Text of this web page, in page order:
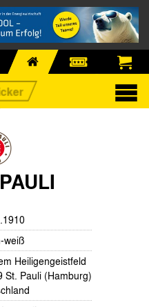
weiß
Heiligengeistfeld
St. Pauli (Hamburg)